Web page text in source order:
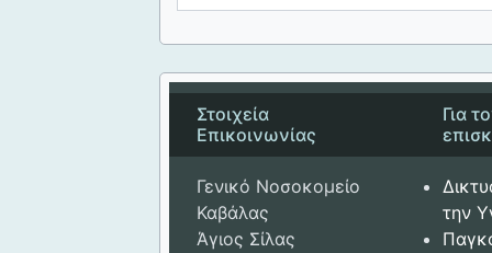
Στοιχεία
Επικοινωνίας
Γενικό Νοσοκομείο
Καβάλας
Άγιος Σίλας
Για
την